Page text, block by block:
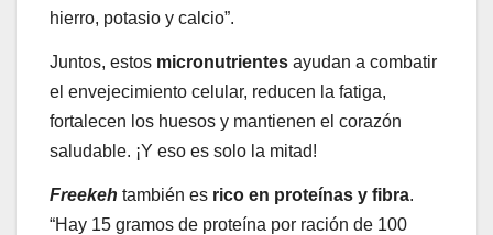
hierro, potasio y calcio”.
Juntos, estos micronutrientes ayudan a combatir
el envejecimiento celular, reducen la fatiga,
fortalecen los huesos y mantienen el corazón
saludable. ¡Y eso es solo la mitad!
Freekeh también es rico en proteínas y fibra.
“Hay 15 gramos de proteína por ración de 100